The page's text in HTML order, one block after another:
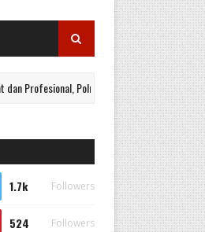
Polres Prabumulih Tangani Penemuan
1.7k Followers
524 Followers